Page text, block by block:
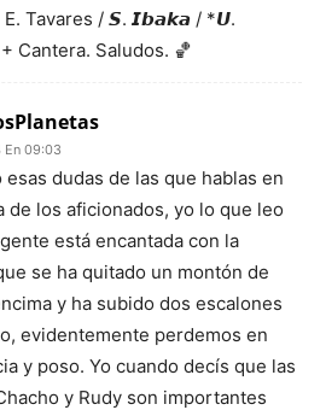
E. Tavares / 𝙎. 𝙄𝙗𝙖𝙠𝙖 / *𝙐.
Cantera. Saludos. 🏀
09:03
esas dudas de las que hablas en
de los aficionados, yo lo que leo
está encantada con la
se ha quitado un montón de
y ha subido dos escalones
evidentemente perdemos en
y poso. Yo cuando decís que las
y Rudy son importantes